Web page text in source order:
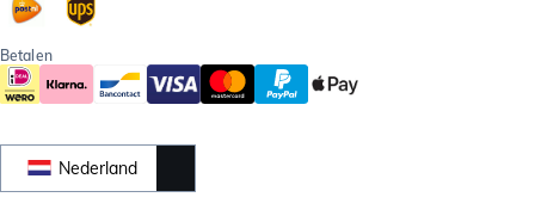
Betalen
Nederland